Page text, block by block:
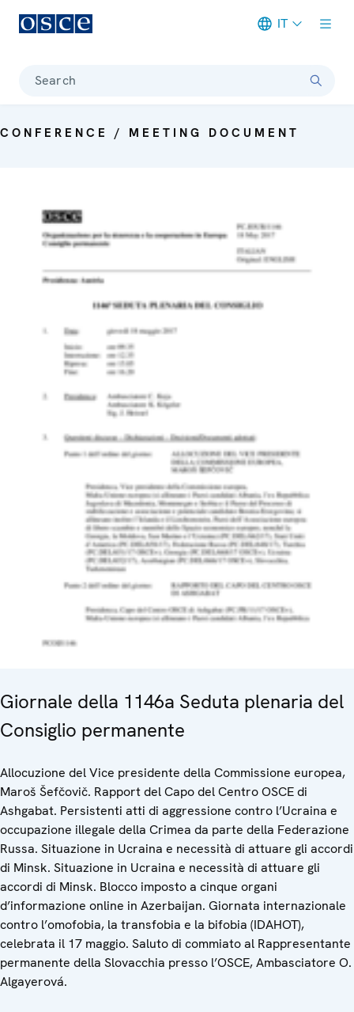
IT
Search
CONFERENCE / MEETING DOCUMENT
Giornale della 1146a Seduta plenaria del
Consiglio permanente
Allocuzione del Vice presidente della Commissione europea,
Maroš Šefčovič. Rapport del Capo del Centro OSCE di
Ashgabat. Persistenti atti di aggressione contro l’Ucraina e
occupazione illegale della Crimea da parte della Federazione
Russa. Situazione in Ucraina e necessità di attuare gli accordi
di Minsk. Situazione in Ucraina e necessità di attuare gli
accordi di Minsk. Blocco imposto a cinque organi
d’informazione online in Azerbaijan. Giornata internazionale
contro l’omofobia, la transfobia e la bifobia (IDAHOT),
celebrata il 17 maggio. Saluto di commiato al Rappresentante
permanente della Slovacchia presso l’OSCE, Ambasciatore O.
Algayerová.